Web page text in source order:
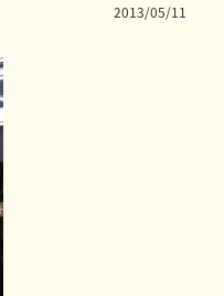
2013/05/11